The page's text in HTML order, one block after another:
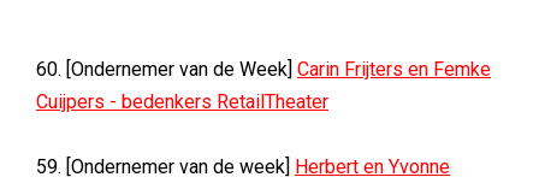
60. [Ondernemer van de Week] Carin Frijters en Femke
Cuijpers - bedenkers RetailTheater
59. [Ondernemer van de week] Herbert en Yvonne